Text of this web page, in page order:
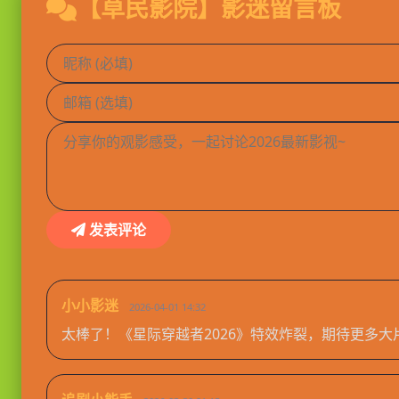
【草民影院】影迷留言板
发表评论
小小影迷 2026-04-01 14:32
太棒了！《星际穿越者2026》特效炸裂，期待更多大